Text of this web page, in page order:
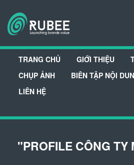
TRANG CHỦ GIỚI THIỆU
CHỤP ẢNH
BIÊN TẬP NỘI
LIÊN HỆ
"PROFILE CÔNG TY